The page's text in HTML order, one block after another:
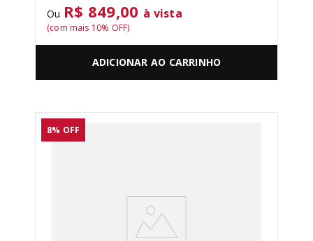
Ou R$ 849,00 à vista
(com mais 10% OFF)
ADICIONAR AO CARRINHO
8% OFF